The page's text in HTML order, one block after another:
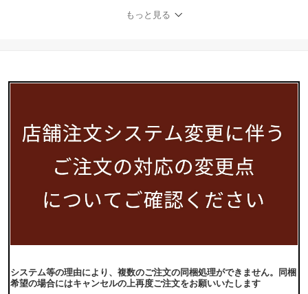
リル ナイロン 編み物 手
芸 毛糸zakkaストアーズ
もっと見る
システム等の理由により、複数のご注文の同梱処理ができません。同梱
希望の場合にはキャンセルの上再度ご注文をお願いいたします